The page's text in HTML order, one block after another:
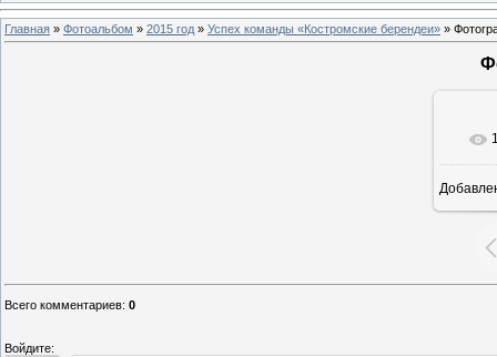
Главная » Фотоальбом » 2015 год » Успех команды «Костромские берендеи» »
Всего комментариев: 0
Войдите: